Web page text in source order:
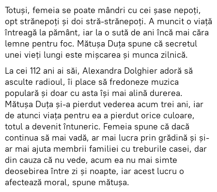
Totuși, femeia se poate mândri cu cei șase nepoți,
opt strănepoți și doi stră-strănepoți. A muncit o viață
întreagă la pământ, iar la o sută de ani încă mai căra
lemne pentru foc. Mătușa Duța spune că secretul
unei vieți lungi este mișcarea și munca zilnică.
La cei 112 ani ai săi, Alexandra Dolghier adoră să
asculte radioul, îi place să fredoneze muzica
populară și doar cu asta își mai alină durerea.
Mătușa Duța și-a pierdut vederea acum trei ani, iar
de atunci viața pentru ea a pierdut orice culoare,
totul a devenit întuneric. Femeia spune că dacă
continua să mai vadă, ar mai lucra prin grădină și și-
ar mai ajuta membrii familiei cu treburile casei, dar
din cauza că nu vede, acum ea nu mai simte
deosebirea între zi și noapte, iar acest lucru o
afectează moral, spune mătușa.